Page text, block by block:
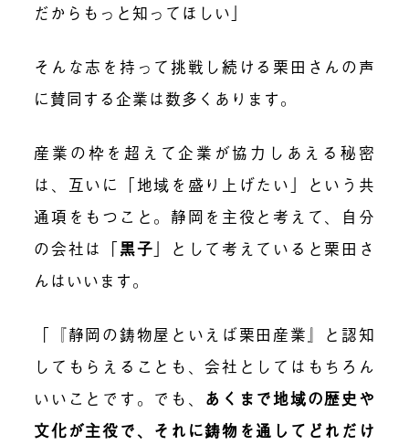
だからもっと知ってほしい」
そんな志を持って挑戦し続ける栗田さんの声
に賛同する企業は数多くあります。
産業の枠を超えて企業が協力しあえる秘密
は、互いに「地域を盛り上げたい」という共
通項をもつこと。静岡を主役と考えて、自分
の会社は 「黒子 」
として考えていると栗田さ
んはいいます。
「『静岡の鋳物屋といえば栗田産業』と認知
してもらえることも、会社としてはもちろん
いいことです。でも、 あくまで地域の歴史や
文化が主役で、それに鋳物を通してどれだけ